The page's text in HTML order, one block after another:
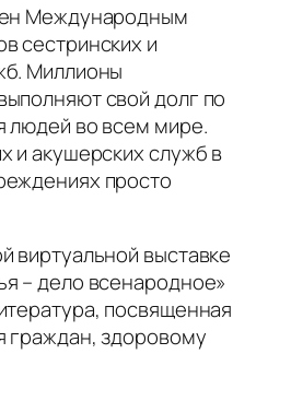
Международным
сестринских и
Миллионы
свой долг по
людей во всем мире.
и акушерских служб в
просто
виртуальной выставке
– дело всенародное»
посвященная
граждан, здоровому